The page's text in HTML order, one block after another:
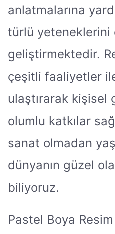
anlatmalarına
türlü yeteneklerini
geliştirmektedir.
çeşitli faaliyetler
ulaştırarak kişisel
olumlu katkılar
sanat olmadan
dünyanın güzel
biliyoruz.
Pastel Boya